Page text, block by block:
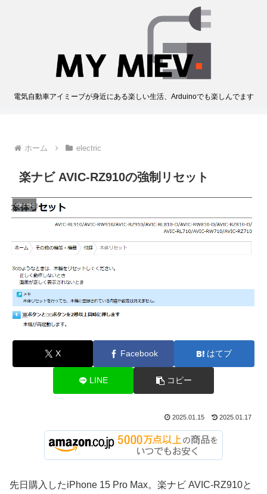
電気自動車アイミーブが身近にある楽しい生活、Arduinoでも楽しんでます
ホーム electric
楽ナビ AVIC-RZ910の強制リセット
electric
X Facebook はてブ
LINE コピー
2025.01.15 2025.01.17
先日購入したiPhone 15 Pro Max。楽ナビ AVIC-RZ910と